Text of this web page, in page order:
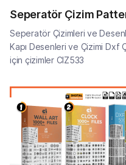
Seperatör Çizim
Seperatör Çizimleri ve
Kapı Desenleri ve Çizimi Dxf
için çizimler CIZ533